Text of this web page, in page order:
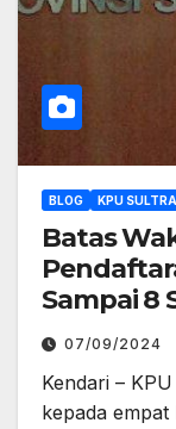
BLOG KPU SULTRA
Batas
Sampai 8
07/09/2024
Kendari –
kepada